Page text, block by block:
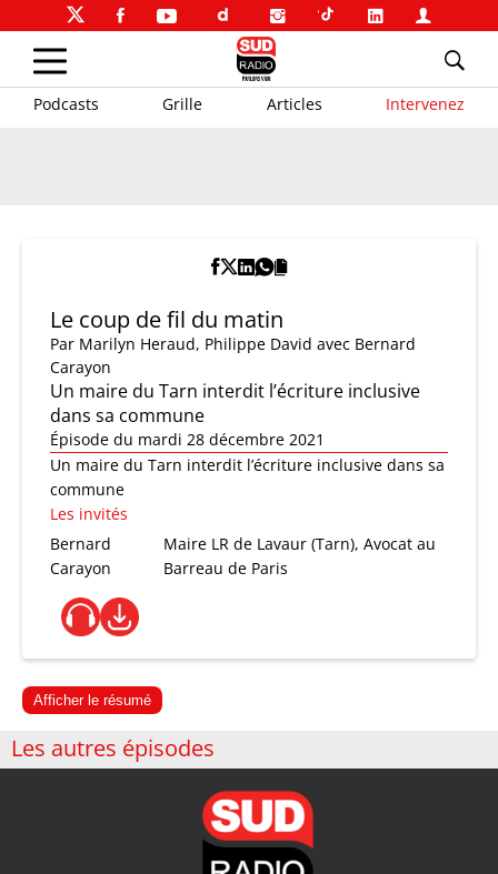
Podcasts Grille Articles Intervenez
Le coup de fil du matin
Par Marilyn Heraud, Philippe David avec Bernard
Carayon
Un maire du Tarn interdit l’écriture inclusive
dans sa commune
Épisode du mardi 28 décembre 2021
Un maire du Tarn interdit l’écriture inclusive dans sa
commune
Les invités
Bernard
Carayon
Maire LR de Lavaur (Tarn), Avocat au
Barreau de Paris
Afficher le résumé
Les autres épisodes